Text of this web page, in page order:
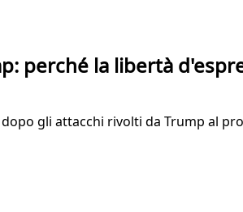
perché la libertà
gli attacchi rivolti da Trump al